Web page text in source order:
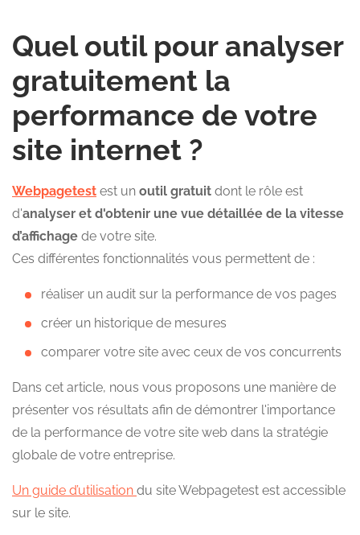
Quel outil pour analyser
gratuitement la
performance de votre
site internet ?
Webpagetest est un outil gratuit dont le rôle est
d'analyser et d'obtenir une vue détaillée de la vitesse
d’affichage de votre site.
Ces différentes fonctionnalités vous permettent de :
réaliser un audit sur la performance de vos pages
créer un historique de mesures
comparer votre site avec ceux de vos concurrents
Dans cet article, nous vous proposons une manière de
présenter vos résultats afin de démontrer l'importance
de la performance de votre site web dans la stratégie
globale de votre entreprise.
Un guide d’utilisation du site Webpagetest est accessible
sur le site.